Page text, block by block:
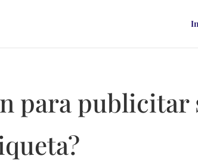
para publicitar